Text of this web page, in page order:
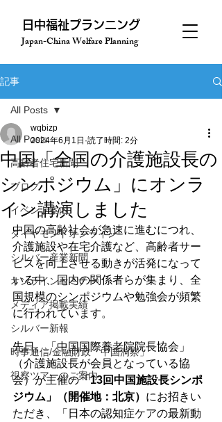
​日中福祉プランニング
Japan-China Welfare Planning
記事
All Posts
高齢者住宅新聞
ブログ
イベント案内
ダイヤモンドオンライン
シルバー産業新聞
オンラインセミナー
メディア掲載実績
シルバー新報
時事通信/金融財政「中国洞察」
視察ツアーのご案内
All Posts
中国「全国の介護施設長の
シンポジウム」にオンラ
イン講演しました
wqbizp
2024年6月1日 読了時間: 2分
中国の高齢社会が急速に進むにつれ、
介護施設や在宅介護など、高齢者サー
ビスを向上させる動きが活発になって
いる中、国内の関係者らが集まり、全
国規模のシンポジウムや勉強会が頻繁
に行われています。
先日、「中国国際養老院院長協会」
（介護施設長が会員となっている協
会）が主催の「13回中国施設長シンポ
ジウム」（開催地：北京） にお招きい
ただき、「日本の認知症ケアの最新動